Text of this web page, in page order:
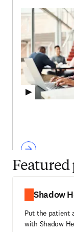
Featured
Shadow
Put the patient
with Shadow